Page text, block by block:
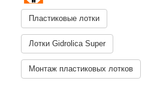
Пластиковые лотки
Лотки Gidrolica Super
Монтаж пластиковых лотков